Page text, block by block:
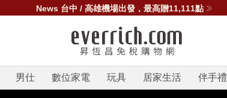
新會員送$300｜天天登入賺10點｜10點折1元
男仕 數位家電 玩具 居家生活 伴手禮